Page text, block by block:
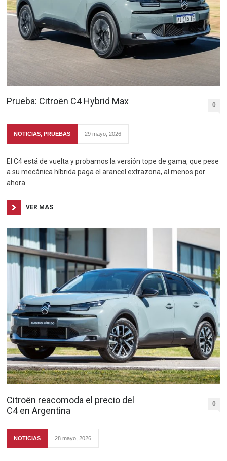
Prueba: Citroën C4 Hybrid Max 0
NOTICIAS,PRUEBAS 29 mayo, 2026
El C4 está de vuelta y probamos la versión tope de gama, que pese
a su mecánica híbrida paga el arancel extrazona, al menos por
ahora.
VER MAS
Citroën reacomoda el precio del
C4 en Argentina
0
NOTICIAS 28 mayo, 2026